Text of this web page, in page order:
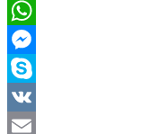
Viber
WhatsApp
Messenger
Skype
VK